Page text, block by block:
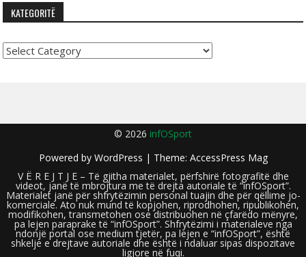
KATEGORITË
Kategoritë
© 2026 infOSport
Powered by WordPress | Theme: AccessPress Mag
V Ë R E J T J E – Të gjitha materialet, përfshirë fotografitë dhe
videot, janë të mbrojtura me të drejta autoriale të “infOSport”.
Materialet janë për shfrytëzimin personal tuajin dhe për qëllime jo-
komerciale. Ato nuk mund të kopjohen, riprodhohen, ripublikohen,
modifikohen, transmetohen ose distribuohen në çfarëdo mënyre,
pa lejen paraprake të “infOSport”. Shfrytëzimi i materialeve nga
ndonjë portal ose medium tjetër, pa lejen e “infOSport”, është
shkelje e drejtave autoriale dhe është i ndaluar sipas dispozitave
ligjore në fuqi.